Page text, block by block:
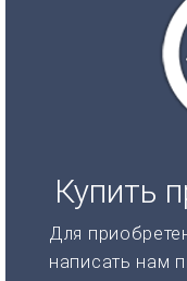
Купить
Для
написать нам